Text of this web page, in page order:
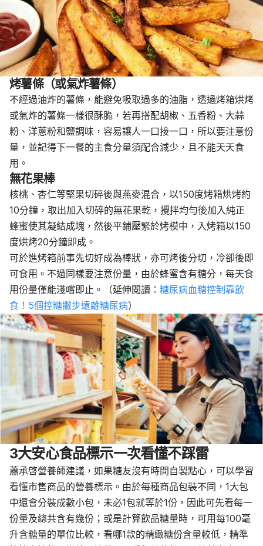
烤薯條（或氣炸薯條）
不經過油炸的薯條，能避免吸取過多的油脂，透過烤箱烘烤
或氣炸的薯條一樣很酥脆，若再搭配胡椒、五香粉、大蒜
粉、洋蔥粉和鹽調味，容易讓人一口接一口，所以要注意份
量，並記得下一餐的主食分量須配合減少，且不能天天食
用。
無花果棒
核桃、杏仁等堅果切碎後與燕麥混合，以150度烤箱烘烤約
10分鐘，取出加入切碎的無花果乾，攪拌均勻後加入純正
蜂蜜使其凝結成塊，然後平鋪壓緊於烤模中，入烤箱以150
度烘烤20分鐘即成。
可於進烤箱前事先切好成為棒狀，亦可烤後分切，冷卻後即
可食用。不過同樣要注意份量，由於蜂蜜含有糖分，每天食
用份量僅能淺嚐即止。（延伸閱讀： 糖尿病血糖控制靠飲
食！5個控糖撇步遠離糖尿病）
3大安心食品標示一次看懂不踩雷
蕭承啓營養師建議，如果糖友沒有時間自製點心，可以學習
看懂市售商品的營養標示。 由於每種商品包裝不同，1大包
中還會分裝成數小包，未必1包就等於1份，因此可先看每一
份量及總共含有幾份；或是計算飲品糖量時，可用每100毫
升含糖量的單位比較，看哪1款的精緻糖份含量較低，精準